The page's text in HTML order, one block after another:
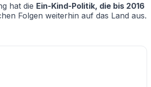
hat die Ein-Kind-Politik, die bis 2016
Folgen weiterhin auf das Land aus.